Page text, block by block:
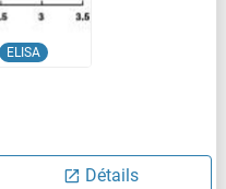
ELISA
Détails